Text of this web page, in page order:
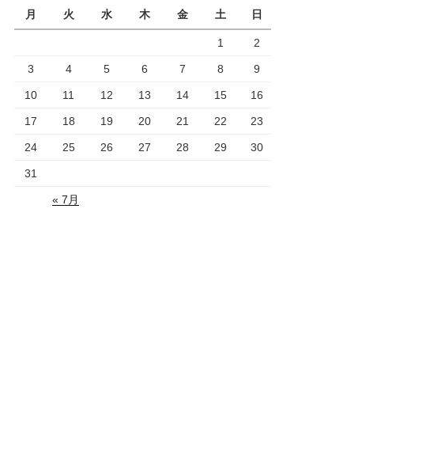
月
火 水 木 金 土 日
1 2
3 4 5 6 7 8 9
10 11 12 13 14 15 16
17 18 19 20 21 22 23
24 25 26 27 28 29 30
31
« 7月